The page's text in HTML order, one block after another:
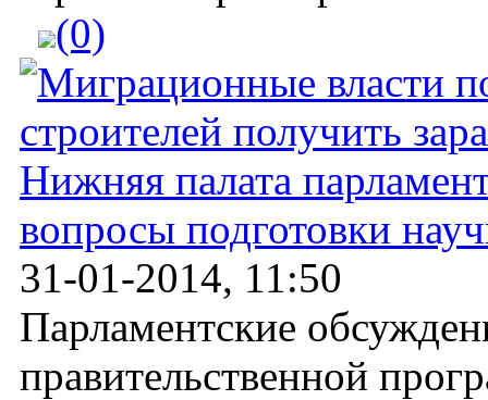
(0)
Нижняя палата
вопросы подготовки
31-01-2014, 11:50
Парламентские
правительственной